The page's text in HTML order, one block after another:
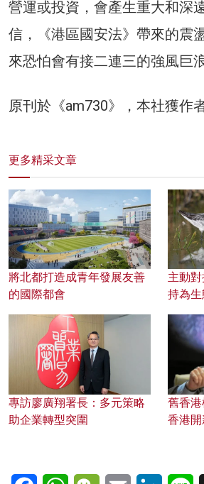
營運或投資，會產生重大和深
信，《港區國安法》帶來的震
來恐怕會有接二連三的強風巨浪
原刊於《am730》，本社獲作
更多精采文章
將北都打造成青年發展友善
的國際都會
主動
持為
專訪廖廣翔署長：多元策略
助企業轉型突圍
舊香
香港
FacebookWhatsAppWeChatEmail LinkedIn